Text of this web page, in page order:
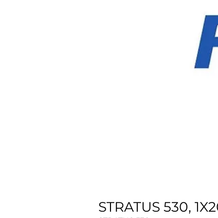
STRATUS 530,